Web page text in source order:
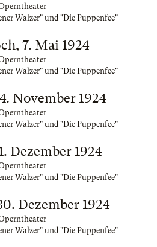
Walzer" und "Die Puppenfee"
7. Mai 1924
Walzer" und "Die Puppenfee"
November 1924
Walzer" und "Die Puppenfee"
Dezember 1924
Walzer" und "Die Puppenfee"
Dezember 1924
Walzer" und "Die Puppenfee"